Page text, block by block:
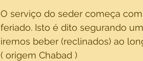
O serviço do seder começa
feriado. Isto é dito segurando
iremos beber (reclinados) ao
( origem Chabad )